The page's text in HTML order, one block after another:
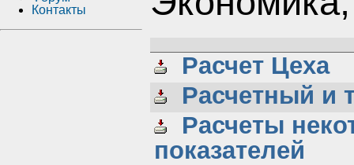
Расчет Цеха
Расчетный и
Расчеты
показателей
Контакты